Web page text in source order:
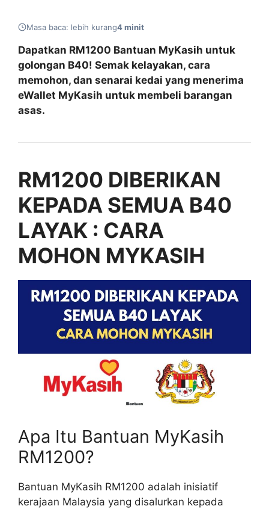
Masa baca: lebih kurang4 minit
Dapatkan RM1200 Bantuan MyKasih untuk
golongan B40! Semak kelayakan, cara
memohon, dan senarai kedai yang menerima
eWallet MyKasih untuk membeli barangan
asas.
RM1200 DIBERIKAN
KEPADA SEMUA B40
LAYAK : CARA
MOHON MYKASIH
Apa Itu Bantuan MyKasih
RM1200?
Bantuan MyKasih RM1200 adalah inisiatif
kerajaan Malaysia yang disalurkan kepada